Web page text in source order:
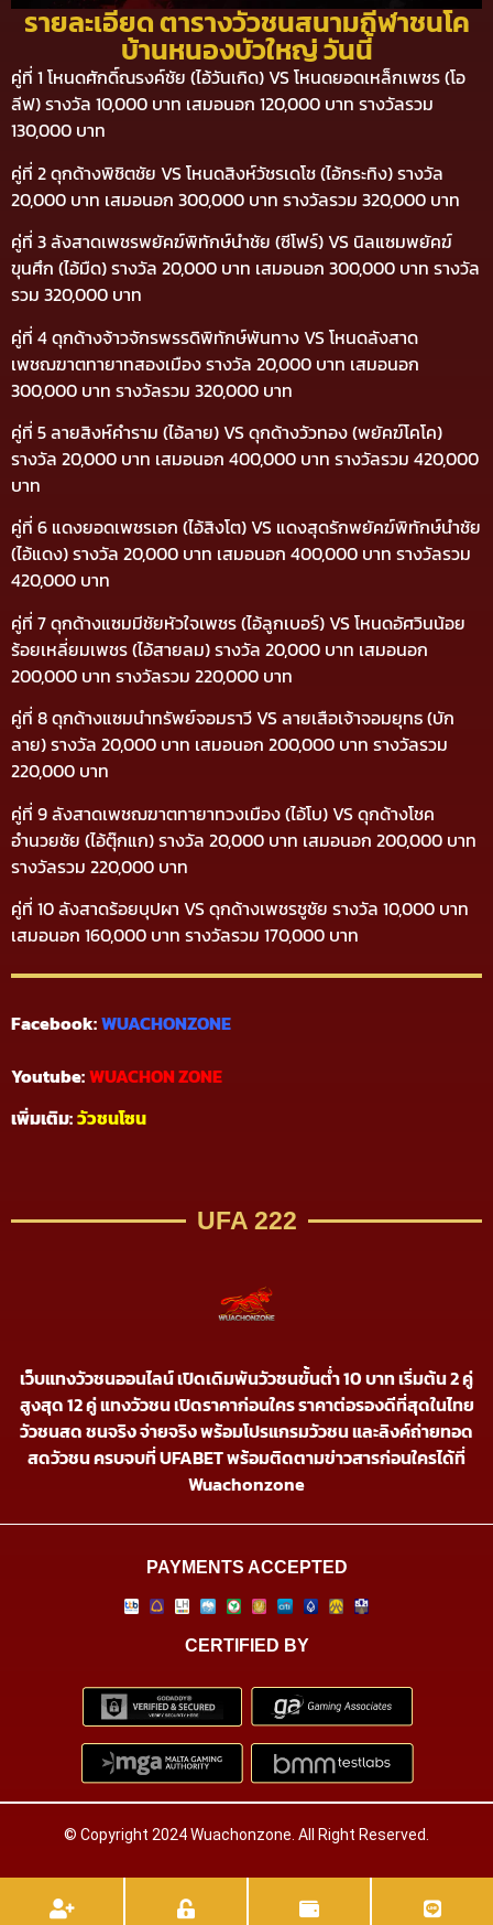
รายละเอียด ตารางวัวชนสนามกีฬาชนโค
บ้านหนองบัวใหญ่ วันนี้
คู่ที่ 1 โหนดศักดิ์ณรงค์ชัย (ไอ้วันเกิด) VS โหนดยอดเหล็กเพชร (โอ
ลีฟ) รางวัล 10,000 บาท เสมอนอก 120,000 บาท รางวัลรวม
130,000 บาท
คู่ที่ 2 ดุกด้างพิชิตชัย VS โหนดสิงห์วัชรเดโช (ไอ้กระทิง) รางวัล
20,000 บาท เสมอนอก 300,000 บาท รางวัลรวม 320,000 บาท
คู่ที่ 3 ลังสาดเพชรพยัคฆ์พิทักษ์นำชัย (ซีโฟร์) VS นิลแซมพยัคฆ์
ขุนศึก (ไอ้มืด) รางวัล 20,000 บาท เสมอนอก 300,000 บาท รางวัล
รวม 320,000 บาท
คู่ที่ 4 ดุกด้างจ้าวจักรพรรดิพิทักษ์พันทาง VS โหนดลังสาด
เพชฌฆาตทายาทสองเมือง รางวัล 20,000 บาท เสมอนอก
300,000 บาท รางวัลรวม 320,000 บาท
คู่ที่ 5 ลายสิงห์คำราม (ไอ้ลาย) VS ดุกด้างวัวทอง (พยัคฆ์โคโค)
รางวัล 20,000 บาท เสมอนอก 400,000 บาท รางวัลรวม 420,000
บาท
คู่ที่ 6 แดงยอดเพชรเอก (ไอ้สิงโต) VS แดงสุดรักพยัคฆ์พิทักษ์นำชัย
(ไอ้แดง) รางวัล 20,000 บาท เสมอนอก 400,000 บาท รางวัลรวม
420,000 บาท
คู่ที่ 7 ดุกด้างแซมมีชัยหัวใจเพชร (ไอ้ลูกเบอร์) VS โหนดอัศวินน้อย
ร้อยเหลี่ยมเพชร (ไอ้สายลม) รางวัล 20,000 บาท เสมอนอก
200,000 บาท รางวัลรวม 220,000 บาท
คู่ที่ 8 ดุกด้างแซมนำทรัพย์จอมราวี VS ลายเสือเจ้าจอมยุทธ (บัก
ลาย) รางวัล 20,000 บาท เสมอนอก 200,000 บาท รางวัลรวม
220,000 บาท
คู่ที่ 9 ลังสาดเพชฌฆาตทายาทวงเมือง (ไอ้โบ) VS ดุกด้างโชค
อำนวยชัย (ไอ้ตุ๊กแก) รางวัล 20,000 บาท เสมอนอก 200,000 บาท
รางวัลรวม 220,000 บาท
คู่ที่ 10 ลังสาดร้อยบุปผา VS ดุกด้างเพชรชูชัย รางวัล 10,000 บาท
เสมอนอก 160,000 บาท รางวัลรวม 170,000 บาท
Facebook:WUACHONZONE
Youtube:WUACHON ZONE
เพิ่มเติม:วัวชนโซน
UFA 222
เว็บแทงวัวชนออนไลน์ เปิดเดิมพันวัวชนขั้นต่ำ 10 บาท เริ่มต้น 2 คู่
สูงสุด 12 คู่ แทงวัวชน เปิดราคาก่อนใคร ราคาต่อรองดีที่สุดในไทย
วัวชนสด ชนจริง จ่ายจริง พร้อมโปรแกรมวัวชน และลิงค์ถ่ายทอด
สดวัวชน ครบจบที่ UFABET พร้อมติดตามข่าวสารก่อนใครได้ที่
Wuachonzone
PAYMENTS ACCEPTED
CERTIFIED BY
© Copyright 2024 Wuachonzone. All Right Reserved.